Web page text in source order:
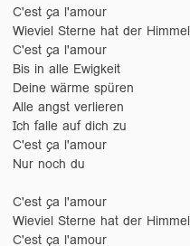
C'est ça l'amour
Wieviel Sterne hat der Himmel
C'est ça l'amour
Bis in alle Ewigkeit
Deine wärme spüren
Alle angst verlieren
Ich falle auf dich zu
C'est ça l'amour
Nur noch du
C'est ça l'amour
Wieviel Sterne hat der Himmel
C'est ça l'amour